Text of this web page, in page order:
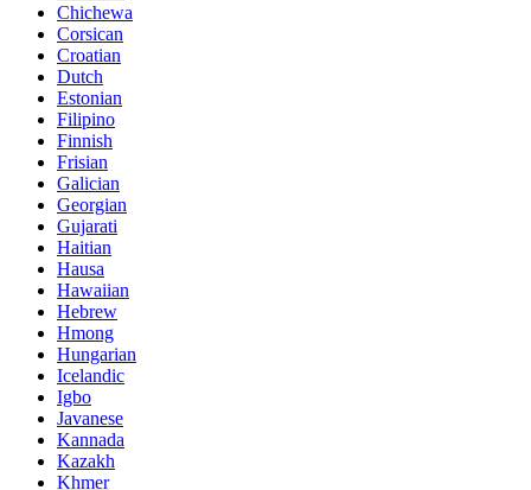
Chichewa
Corsican
Croatian
Dutch
Estonian
Filipino
Finnish
Frisian
Galician
Georgian
Gujarati
Haitian
Hausa
Hawaiian
Hebrew
Hmong
Hungarian
Icelandic
Igbo
Javanese
Kannada
Kazakh
Khmer